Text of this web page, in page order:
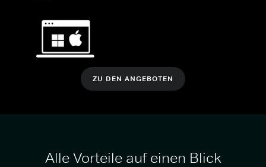
ZU DEN ANGEBOTEN
Alle Vorteile auf einen Blick